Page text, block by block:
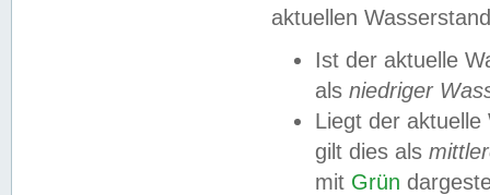
aktuellen
Ist der aktuelle
als niedriger
Liegt der
gilt dies als
mit Grün